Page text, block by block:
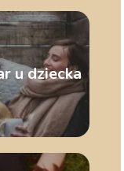
u dziecka